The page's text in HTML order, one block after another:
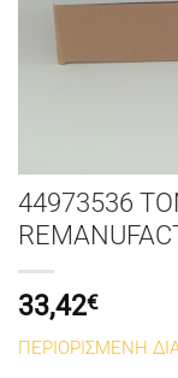
44973536
33,42€
ΠΕΡΙΟΡΙΣΜΕΝΗ